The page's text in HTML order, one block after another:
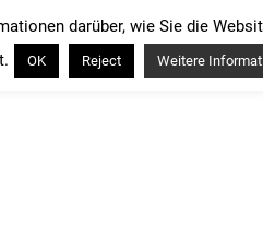
darüber, wie Sie die
OK Reject Weitere